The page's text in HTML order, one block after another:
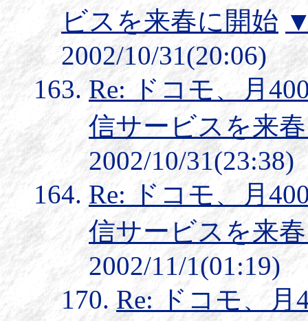
ビスを来春に開始
2002/10/31(20:06)
Re: ドコモ、月
信サービスを来
2002/10/31(23:38)
Re: ドコモ、月
信サービスを来
2002/11/1(01:19)
Re: ドコモ、月